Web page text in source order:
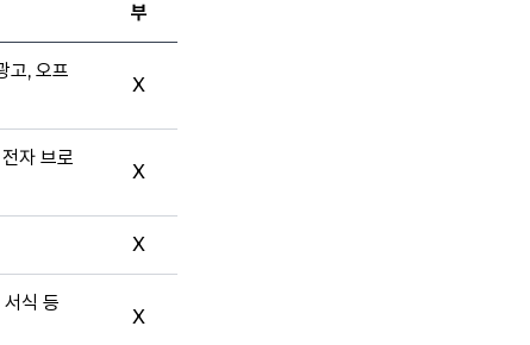
부
고, 오프
X
자 브로
X
X
식 등
X